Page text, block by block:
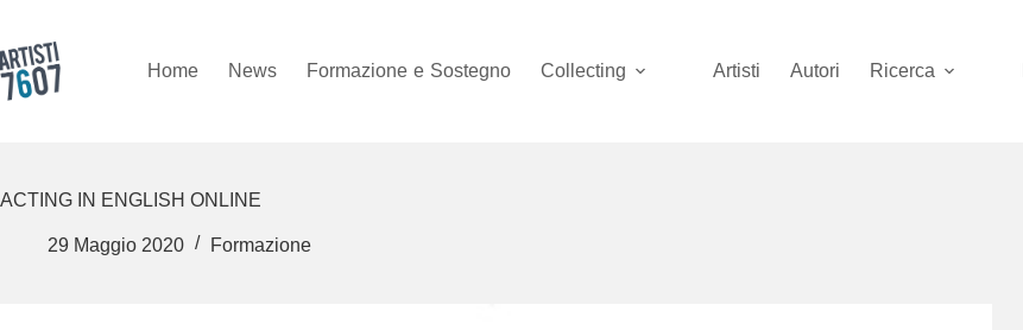
contenuto
Home
News Formazione e Sostegno Collecting Artisti Autori Ricerca
ACTING IN ENGLISH ONLINE
29 Maggio 2020 Formazione